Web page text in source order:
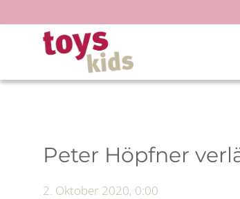
Inhalt
springen
Peter Höpfner
2. Oktober 2020, 0:00